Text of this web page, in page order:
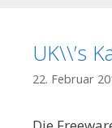
UK\\’s
22. Februar